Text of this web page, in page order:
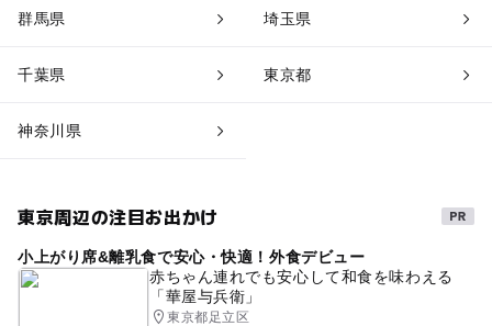
群馬県 埼玉県
千葉県 東京都
神奈川県
東京周辺の注目お出かけ
小上がり席&離乳食で安心・快適！外食デビュー
赤ちゃん連れでも安心して和食を味わえる
「華屋与兵衛」
東京都足立区